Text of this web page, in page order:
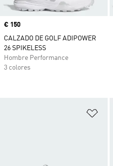
Precio
€ 150
CALZADO DE GOLF ADIPOWER
26 SPIKELESS
Hombre Performance
3 colores